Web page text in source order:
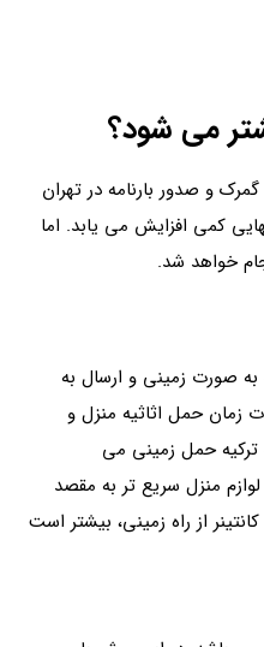
می شود؟
و صدور بارنامه در تهران
کمی افزایش می یابد. اما
خواهد شد.
به صورت زمینی و ارسال به
زمان حمل اثاثیه منزل و
ترکیه حمل زمینی می
منزل سریع تر به مقصد
از راه زمینی، بیشتر است